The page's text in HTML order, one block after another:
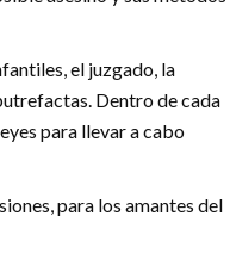
el juzgado, la
Dentro de cada
para llevar a cabo
para los amantes del